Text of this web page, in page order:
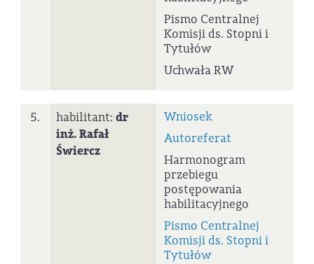
Pismo Centralnej
Komisji ds. Stopni i
Tytułów
Uchwała RW
5. habilitant: dr
inż.Rafał
Świercz
Wniosek
Autoreferat
Harmonogram
przebiegu
postępowania
habilitacyjnego
Pismo Centralnej
Komisji ds. Stopni i
Tytułów